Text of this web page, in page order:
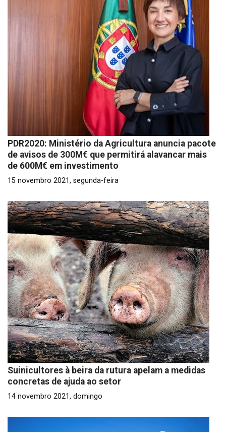
PDR2020: Ministério da Agricultura anuncia pacote
de avisos de 300M€ que permitirá alavancar mais
de 600M€ em investimento
15 novembro 2021, segunda-feira
Suinicultores à beira da rutura apelam a medidas
concretas de ajuda ao setor
14 novembro 2021, domingo